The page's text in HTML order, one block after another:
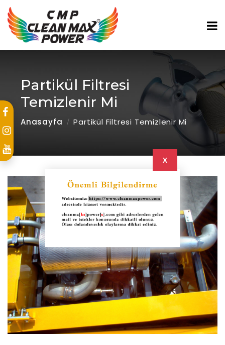
X
Partikül Filtresi
Temizlenir Mi
Anasayfa Partikül Filtresi Temizlenir Mi